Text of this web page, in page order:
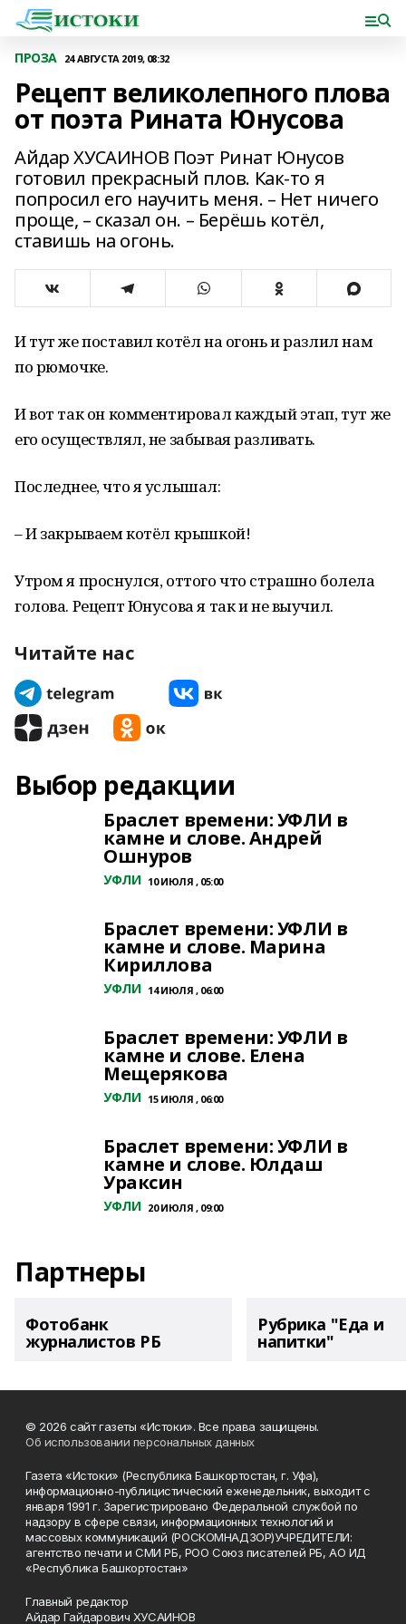
ПРОЗА 24 АВГУСТА 2019, 08:32
Рецепт великолепного плова
от поэта Рината Юнусова
Айдар ХУСАИНОВ Поэт Ринат Юнусов
готовил прекрасный плов. Как-то я
попросил его научить меня. – Нет ничего
проще, – сказал он. – Берёшь котёл,
ставишь на огонь.
И тут же поставил котёл на огонь и разлил нам
по рюмочке.
И вот так он комментировал каждый этап, тут же
его осуществлял, не забывая разливать.
Последнее, что я услышал:
– И закрываем котёл крышкой!
Утром я проснулся, оттого что страшно болела
голова. Рецепт Юнусова я так и не выучил.
Читайте нас
Выбор редакции
Браслет времени: УФЛИ в
камне и слове. Андрей
Ошнуров
УФЛИ 10 ИЮЛЯ , 05:00
Браслет времени: УФЛИ в
камне и слове. Марина
Кириллова
УФЛИ 14 ИЮЛЯ , 06:00
Браслет времени: УФЛИ в
камне и слове. Елена
Мещерякова
УФЛИ 15 ИЮЛЯ , 06:00
Браслет времени: УФЛИ в
камне и слове. Юлдаш
Ураксин
УФЛИ 20 ИЮЛЯ , 09:00
Партнеры
Фотобанк
журналистов РБ
Рубрика "Еда и
напитки"
© 2026 сайт газеты «Истоки». Все права защищены.
Об использовании персональных данных
Газета «Истоки» (Республика Башкортостан, г. Уфа),
информационно-публицистический еженедельник, выходит с
января 1991 г. Зарегистрировано Федеральной службой по
надзору в сфере связи, информационных технологий и
массовых коммуникаций (РОСКОМНАДЗОР)УЧРЕДИТЕЛИ:
агентство печати и СМИ РБ, РОО Союз писателей РБ, АО ИД
«Республика Башкортостан»
Главный редактор
Айдар Гайдарович ХУСАИНОВ